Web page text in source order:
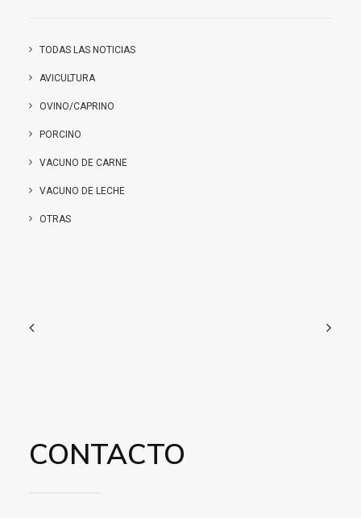
TODAS LAS NOTICIAS
AVICULTURA
OVINO/CAPRINO
PORCINO
VACUNO DE CARNE
VACUNO DE LECHE
OTRAS
CONTACTO